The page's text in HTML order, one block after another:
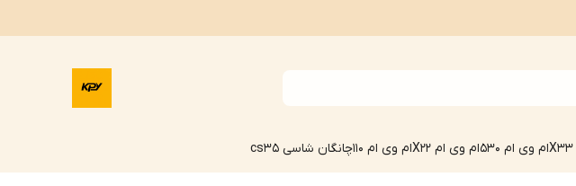
ام وی ام 530 ام وی ام X22 ام وی ام 110 چانگان شاسی cs35